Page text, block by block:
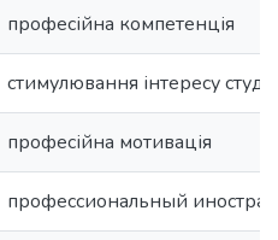
професійна компетенція
стимулювання інтересу
професійна мотивація
профессиональный